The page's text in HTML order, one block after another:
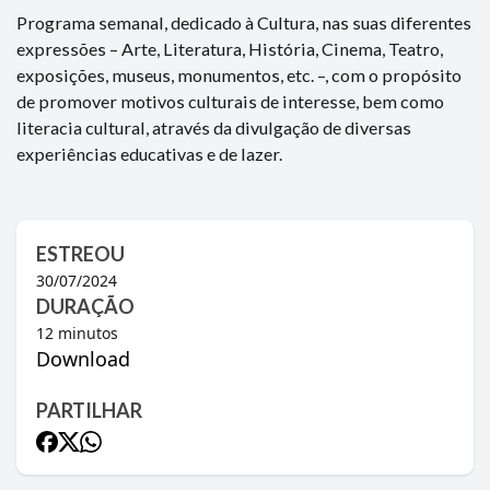
Programa semanal, dedicado à Cultura, nas suas diferentes
expressões – Arte, Literatura, História, Cinema, Teatro,
exposições, museus, monumentos, etc. –, com o propósito
de promover motivos culturais de interesse, bem como
literacia cultural, através da divulgação de diversas
experiências educativas e de lazer.
ESTREOU
30/07/2024
DURAÇÃO
12 minutos
Download
PARTILHAR